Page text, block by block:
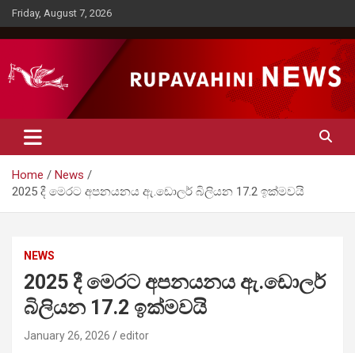
Skip
to
content
Friday, August 7, 2026
Rupavahini News
Home
News
2025 දී මෙරට අපනයනය ඇ.ඩොලර් බිලියන 17.2 ඉක්මවයි
NEWS
2025 දී මෙරට අපනයනය ඇ.ඩොලර්
බිලියන 17.2 ඉක්මවයි
January 26, 2026 editor